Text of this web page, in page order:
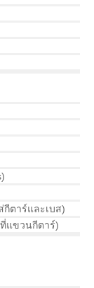
กีตาร์และเบส)
แขวนกีตาร์)